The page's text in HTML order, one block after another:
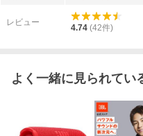
レビュー
4.74 (42件)
よく一緒に見られてい